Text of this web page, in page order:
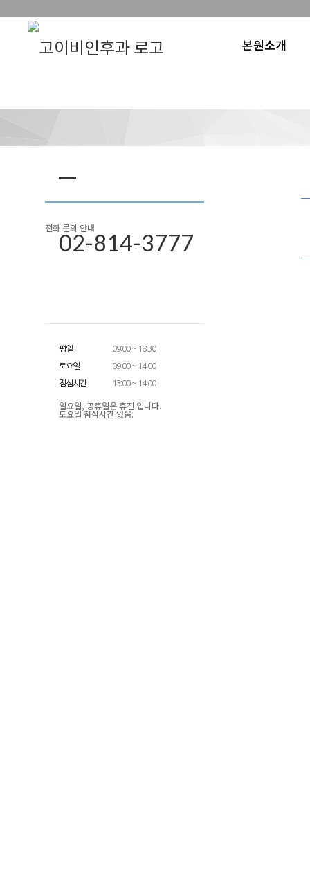
본원소개
전화 문의 안내
02-814-3777
평일 09:00 ~ 18:30
토요일 09:00 ~ 14:00
점심시간 13:00 ~ 14:00
일요일, 공휴일은 휴진 입니다.
토요일 점심시간 없음.